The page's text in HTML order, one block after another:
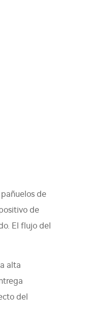
de
de
El flujo del
alta
del